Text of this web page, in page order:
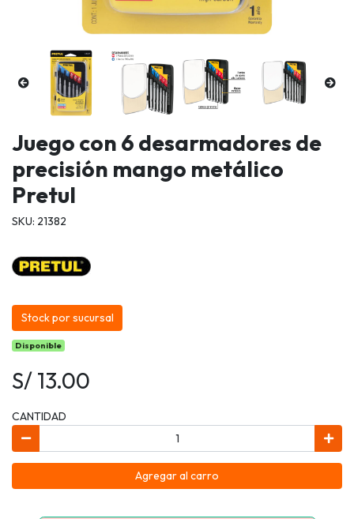
Juego con 6 desarmadores de
precisión mango metálico
Pretul
SKU: 21382
Stock por sucursal
Disponible
S/ 13.00
CANTIDAD
Agregar al carro